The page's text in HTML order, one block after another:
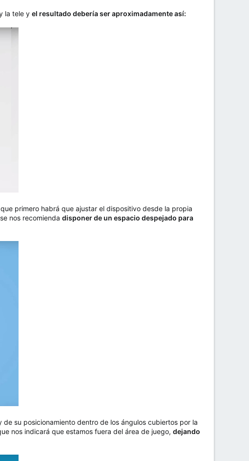
la tele y el resultado debería ser aproximadamente así:
primero habrá que ajustar el dispositivo desde la propia
nos recomienda disponer de un espacio despejado para
su posicionamiento dentro de los ángulos cubiertos por la
nos indicará que estamos fuera del área de juego, dejando